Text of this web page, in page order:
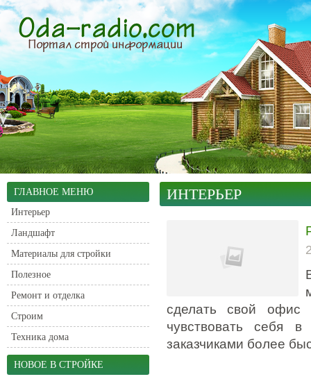
ГЛАВНОЕ МЕНЮ
Интерьер
Ландшафт
Материалы для стройки
Полезное
Ремонт и отделка
Строим
Техника дома
НОВОЕ В СТРОЙКЕ
ИНТЕРЬЕР
сделать свой офис
чувствовать себя
заказчиками более